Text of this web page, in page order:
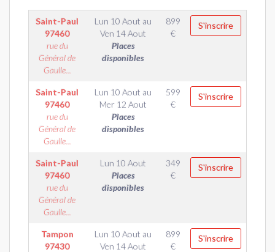
Saint-Paul
97460
rue du
Général de
Gaulle...
Lun 10 Aout au
Ven 14 Aout
Places
disponibles
899
€
S'inscrire
Saint-Paul
97460
rue du
Général de
Gaulle...
Lun 10 Aout au
Mer 12 Aout
Places
disponibles
599
€
S'inscrire
Saint-Paul
97460
rue du
Général de
Gaulle...
Lun 10 Aout
Places
disponibles
349
€
S'inscrire
Tampon
97430
Lun 10 Aout au
Ven 14 Aout
899
€
S'inscrire